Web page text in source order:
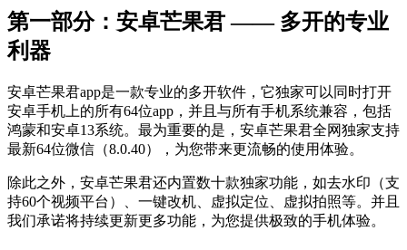
第一部分：安卓芒果君 —— 多开的专业
利器
安卓芒果君app是一款专业的多开软件，它独家可以同时打开
安卓手机上的所有64位app，并且与所有手机系统兼容，包括
鸿蒙和安卓13系统。最为重要的是，安卓芒果君全网独家支持
最新64位微信（8.0.40），为您带来更流畅的使用体验。
除此之外，安卓芒果君还内置数十款独家功能，如去水印（支
持60个视频平台）、一键改机、虚拟定位、虚拟拍照等。并且
我们承诺将持续更新更多功能，为您提供极致的手机体验。